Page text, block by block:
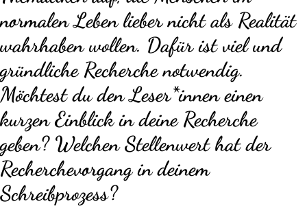
normalen Leben lieber nicht als Realität
wahrhaben wollen. Dafür ist viel und
gründliche Recherche notwendig.
Möchtest du den Leser*innen einen
kurzen Einblick in deine Recherche
geben? Welchen Stellenwert hat der
Recherchevorgang in deinem
Schreibprozess?